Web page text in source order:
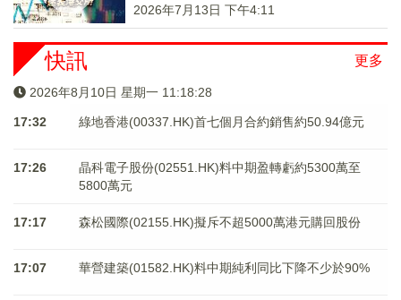
2026年7月13日 下午4:11
更多
快訊
2026年8月10日 星期一 11:18:28
17:32 綠地香港(00337.HK)首七個月合約銷售約50.94億元
17:26
晶科電子股份(02551.HK)料中期盈轉虧約5300萬至
5800萬元
17:17 森松國際(02155.HK)擬斥不超5000萬港元購回股份
17:07 華營建築(01582.HK)料中期純利同比下降不少於90%